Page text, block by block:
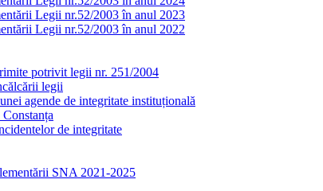
Legii nr.52/2003 în anul 2023
Legii nr.52/2003 în anul 2022
potrivit legii nr. 251/2004
legii
agende de integritate instituțională
de integritate
SNA 2021-2025